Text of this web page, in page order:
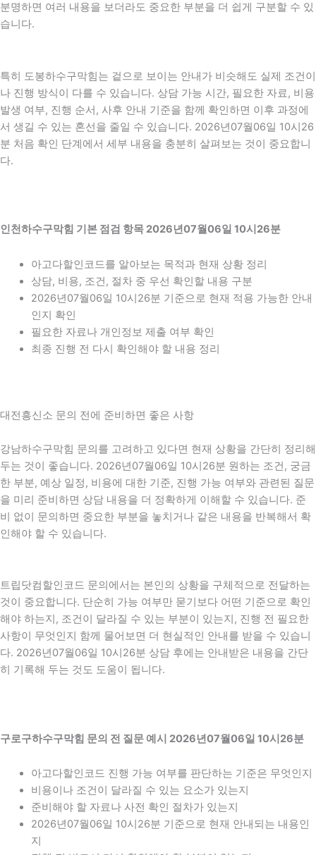
분명하면 여러 내용을 보더라도 중요한 부분을 더 쉽게 구분할 수 있
습니다.
특히 도봉하수구막힘는 겉으로 보이는 안내가 비슷해도 실제 조건이
나 진행 방식이 다를 수 있습니다. 상담 가능 시간, 필요한 자료, 비용
발생 여부, 진행 순서, 사후 안내 기준을 함께 확인하면 이후 과정에
서 생길 수 있는 혼선을 줄일 수 있습니다. 2026년07월06일 10시26
분 처음 확인 단계에서 세부 내용을 충분히 살펴보는 것이 중요합니
다.
인천하수구막힘 기본 점검 항목 2026년07월06일 10시26분
아고다할인코드를 알아보는 목적과 현재 상황 정리
상담, 비용, 조건, 절차 중 우선 확인할 내용 구분
2026년07월06일 10시26분 기준으로 현재 적용 가능한 안내
인지 확인
필요한 자료나 개인정보 제출 여부 확인
최종 진행 전 다시 확인해야 할 내용 정리
대전흥신소 문의 전에 준비하면 좋은 사항
강남하수구막힘 문의를 고려하고 있다면 현재 상황을 간단히 정리해
두는 것이 좋습니다. 2026년07월06일 10시26분 원하는 조건, 궁금
한 부분, 예상 일정, 비용에 대한 기준, 진행 가능 여부와 관련된 질문
을 미리 준비하면 상담 내용을 더 정확하게 이해할 수 있습니다. 준
비 없이 문의하면 중요한 부분을 놓치거나 같은 내용을 반복해서 확
인해야 할 수 있습니다.
트립닷컴할인코드 문의에서는 본인의 상황을 구체적으로 전달하는
것이 중요합니다. 단순히 가능 여부만 묻기보다 어떤 기준으로 확인
해야 하는지, 조건이 달라질 수 있는 부분이 있는지, 진행 전 필요한
사항이 무엇인지 함께 물어보면 더 현실적인 안내를 받을 수 있습니
다. 2026년07월06일 10시26분 상담 후에는 안내받은 내용을 간단
히 기록해 두는 것도 도움이 됩니다.
구로구하수구막힘 문의 전 질문 예시 2026년07월06일 10시26분
아고다할인코드 진행 가능 여부를 판단하는 기준은 무엇인지
비용이나 조건이 달라질 수 있는 요소가 있는지
준비해야 할 자료나 사전 확인 절차가 있는지
2026년07월06일 10시26분 기준으로 현재 안내되는 내용인
지